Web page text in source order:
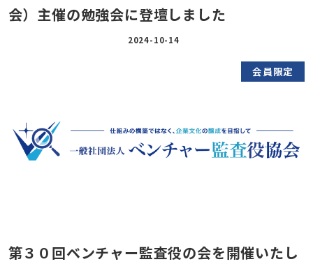
会）主催の勉強会に登壇しました
2024-10-14
会員限定
第３０回ベンチャー監査役の会を開催いたし